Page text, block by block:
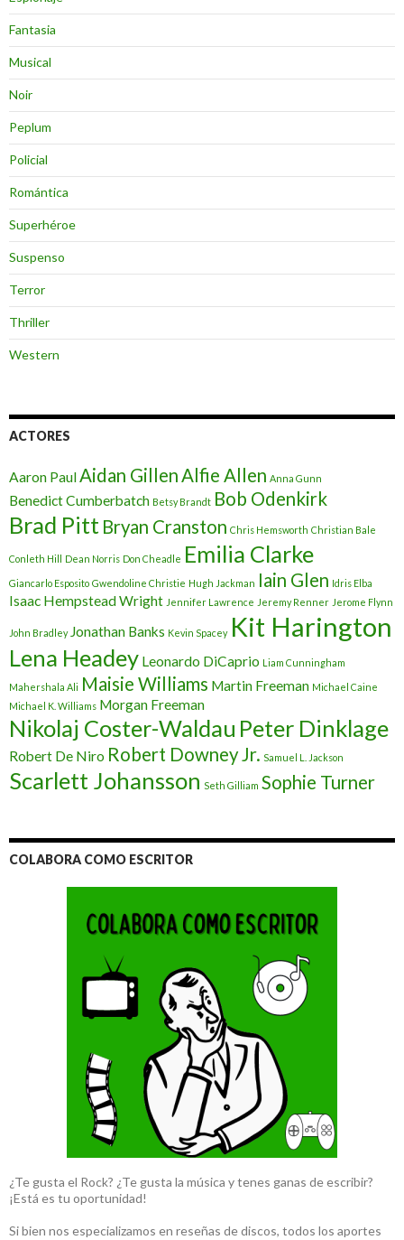
Fantasia
Musical
Noir
Peplum
Policial
Romántica
Superhéroe
Suspenso
Terror
Thriller
Western
ACTORES
Aaron PaulAidan GillenAlfie Allen Anna Gunn
Benedict Cumberbatch Betsy Brandt Bob Odenkirk
Brad Pitt Bryan Cranston Chris Hemsworth Christian Bale
Conleth Hill Dean Norris Don Cheadle Emilia Clarke
Giancarlo Esposito Gwendoline Christie Hugh Jackman Iain Glen Idris Elba
Isaac Hempstead Wright Jennifer Lawrence Jeremy Renner Jerome Flynn
John Bradley Jonathan Banks Kevin Spacey Kit Harington
Lena Headey Leonardo DiCaprio Liam Cunningham
Mahershala Ali Maisie Williams Martin Freeman Michael Caine
Michael K. Williams Morgan Freeman
Nikolaj Coster-Waldau Peter Dinklage
Robert De Niro Robert Downey Jr. Samuel L. Jackson
Scarlett Johansson Seth Gilliam Sophie Turner
COLABORA COMO ESCRITOR
¿Te gusta el Rock? ¿Te gusta la música y tenes ganas de escribir?
¡Está es tu oportunidad!
Si bien nos especializamos en reseñas de discos, todos los aportes